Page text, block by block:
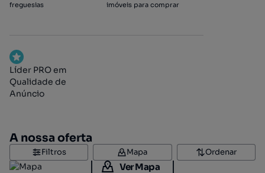
freguesias imóveis para comprar
Líder PRO em
Qualidade de
Anúncio
A nossa oferta
Filtros Mapa Ordenar
Ver Mapa